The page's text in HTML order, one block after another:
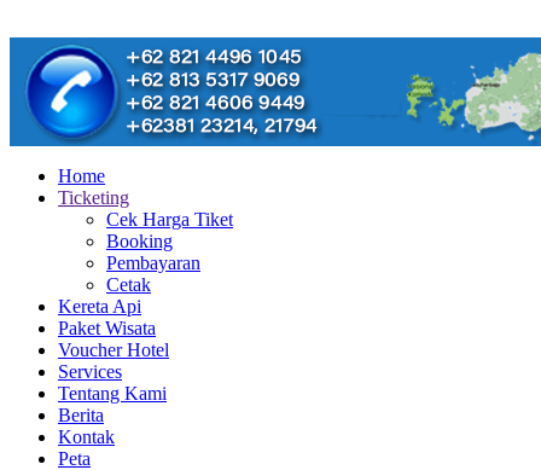
Home
Ticketing
Cek Harga Tiket
Booking
Pembayaran
Cetak
Kereta Api
Paket Wisata
Voucher Hotel
Services
Tentang Kami
Berita
Kontak
Peta